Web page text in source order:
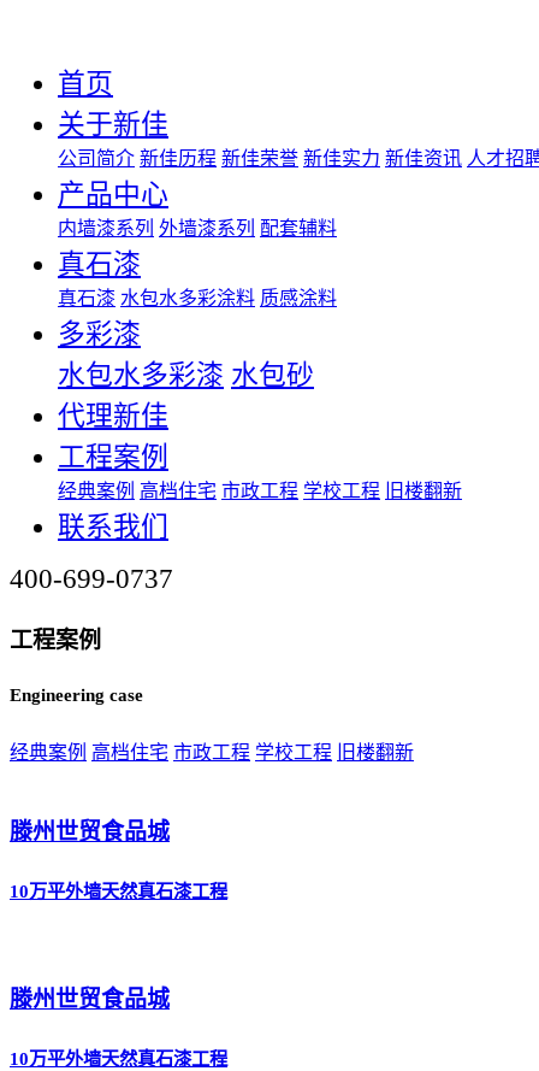
首页
关于新佳
公司简介 新佳历程 新佳荣誉 新佳实力 新佳资讯 人才招
产品中心
内墙漆系列 外墙漆系列 配套辅料
真石漆
真石漆 水包水多彩涂料 质感涂料
多彩漆
水包水多彩漆 水包砂
代理新佳
工程案例
经典案例 高档住宅 市政工程 学校工程 旧楼翻新
联系我们
400-699-0737
工程案例
Engineering case
经典案例 高档住宅 市政工程 学校工程 旧楼翻新
滕州世贸食品城
10万平外墙天然真石漆工程
滕州世贸食品城
10万平外墙天然真石漆工程